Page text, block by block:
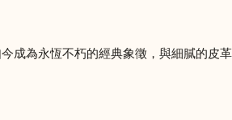
成為永恆不朽的經典象徵，與細膩的皮